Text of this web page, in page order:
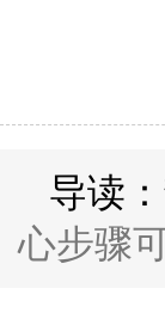
导读：
心步骤